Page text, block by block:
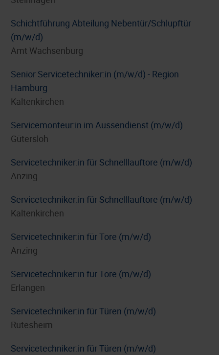
Schichtführung Abteilung Nebentür/Schlupftür
(m/w/d)
Amt Wachsenburg
Senior Servicetechniker:in (m/w/d) - Region
Hamburg
Kaltenkirchen
Servicemonteur:in im Aussendienst (m/w/d)
Gütersloh
Servicetechniker:in für Schnelllauftore (m/w/d)
Anzing
Servicetechniker:in für Schnelllauftore (m/w/d)
Kaltenkirchen
Servicetechniker:in für Tore (m/w/d)
Anzing
Servicetechniker:in für Tore (m/w/d)
Erlangen
Servicetechniker:in für Türen (m/w/d)
Rutesheim
Servicetechniker:in für Türen (m/w/d)